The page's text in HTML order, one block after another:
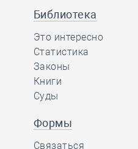
Библиотека
Это интересно
Статистика
Законы
Книги
Суды
Формы
Связаться